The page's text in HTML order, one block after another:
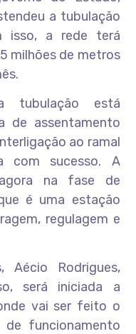
a tubulação
isso, a rede terá
milhões de metros
tubulação está
de assentamento
ao ramal
com sucesso. A
na fase de
é uma estação
regulagem e
Aécio Rodrigues,
será iniciada a
vai ser feito o
funcionamento